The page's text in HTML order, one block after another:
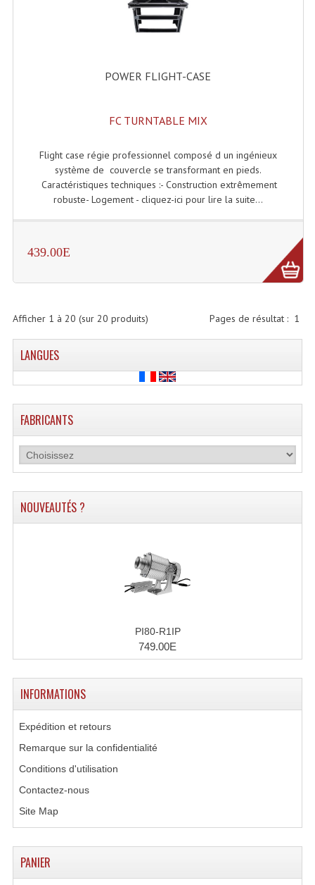
POWER FLIGHT-CASE
FC TURNTABLE MIX
Flight case régie professionnel composé d un ingénieux
système de couvercle se transformant en pieds.
Caractéristiques techniques :- Construction extrêmement
robuste- Logement - cliquez-ici pour lire la suite...
439.00E
Pages de résultat : 1
Afficher 1 à 20 (sur 20 produits)
LANGUES
FABRICANTS
NOUVEAUTÉS ?
PI80-R1IP
749.00E
INFORMATIONS
Expédition et retours
Remarque sur la confidentialité
Conditions d'utilisation
Contactez-nous
Site Map
PANIER